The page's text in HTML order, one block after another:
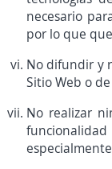
necesario
por lo que
No difundir y
Sitio Web o
No realizar